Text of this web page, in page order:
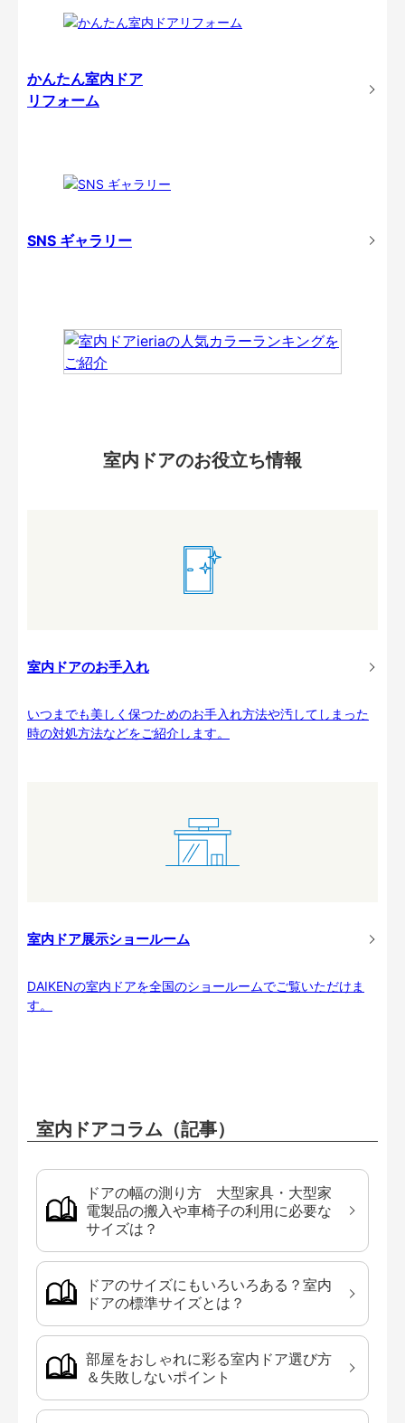
かんたん室内ドア
リフォーム
SNS ギャラリー
室内ドアのお役立ち情報
室内ドアのお手入れ
いつまでも美しく保つためのお手入れ方法や汚してしまった
時の対処方法などをご紹介します。
室内ドア展示ショールーム
DAIKENの室内ドアを全国のショールームでご覧いただけま
す。
室内ドアコラム（記事）
ドアの幅の測り方 大型家具・大型家
電製品の搬入や車椅子の利用に必要な
サイズは？
ドアのサイズにもいろいろある？室内
ドアの標準サイズとは？
部屋をおしゃれに彩る室内ドア選び方
＆失敗しないポイント